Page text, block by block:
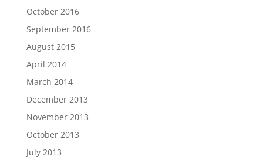
October 2016
September 2016
August 2015
April 2014
March 2014
December 2013
November 2013
October 2013
July 2013